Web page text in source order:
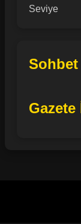
Seviye
Sohbet
Gazete